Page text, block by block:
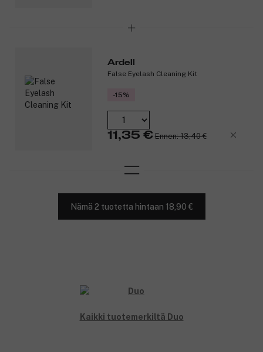
Ardell
False Eyelash Cleaning Kit
-15%
11,35 € Ennen: 13,40 €
Nämä 2 tuotetta hintaan 18,90 €
Kaikki tuotemerkiltä Duo